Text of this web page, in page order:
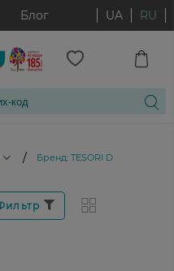
Блог UA RU
/ Бренд: TESORI D